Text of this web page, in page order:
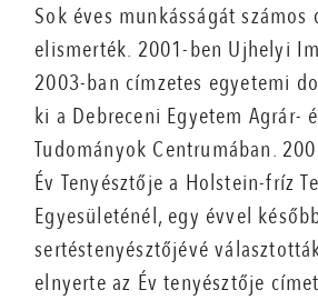
Sok éves munkásságát számos
elismerték. 2001-ben Ujhelyi
2003-ban címzetes egyetemi
ki a Debreceni Egyetem Agrár-
Tudományok Centrumában.
Év Tenyésztője a Holstein-fríz
Egyesületénél, egy évvel
sertéstenyésztőjévé
elnyerte az Év tenyésztője